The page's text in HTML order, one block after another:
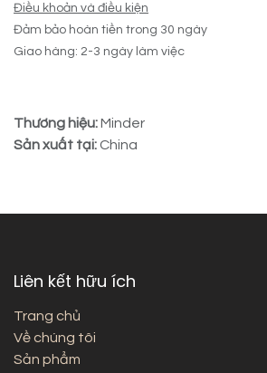
Điều khoản và điều kiện
Đảm bảo hoàn tiền trong 30 ngày
Giao hàng: 2-3 ngày làm việc
Thương hiệu:Minder
Sản xuất tại: China
Liên kết hữu ích
Trang chủ
Về chúng tôi
Sản phẩm